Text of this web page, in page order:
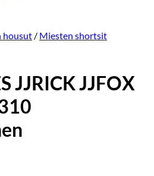
housut / Miesten shortsit
JJRICK JJFOX